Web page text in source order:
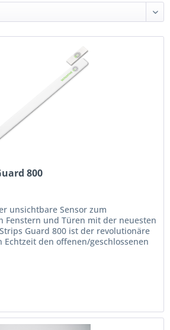
800
unsichtbare Sensor zum
Fenstern und Türen mit der neuesten
Guard 800 ist der revolutionäre
Echtzeit den offenen/geschlossenen